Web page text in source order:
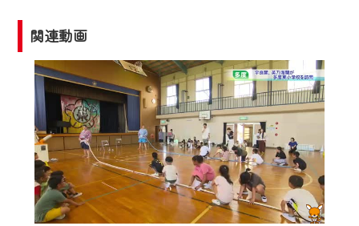
関連動画
【ご注意】
2024年9月24日からはご加入者様へのサー
ビス向上のため、
『CCNet Web TV』を利用いただくには、
一部コンテンツを除き、
CCNetサービスへの加入と『CCNetマイ
ページ※』へのログインが必要となりま
す。
何卒、ご理解ご了承の程よろしくお願い
いたします。